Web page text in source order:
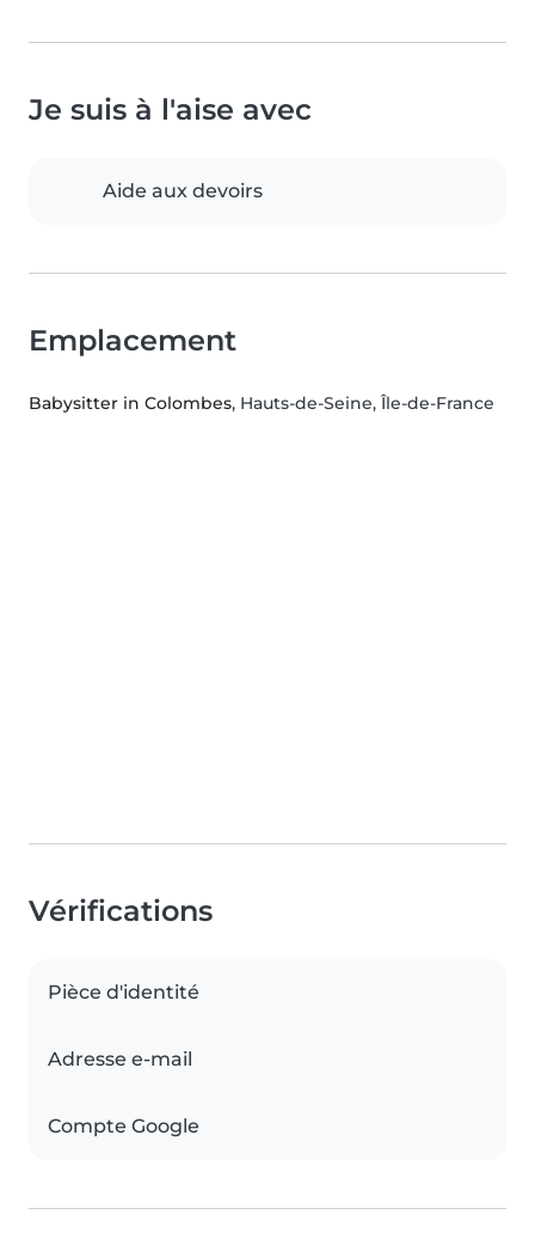
Je suis à l'aise avec
Aide aux devoirs
Emplacement
Babysitter in Colombes, Hauts-de-Seine, Île-de-France
Vérifications
Pièce d'identité
Adresse e-mail
Compte Google